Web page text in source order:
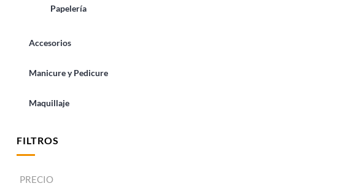
Papelería
Accesorios
Manicure y Pedicure
Maquillaje
FILTROS
PRECIO